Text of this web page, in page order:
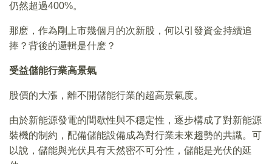
仍然超過400%。
那麽，作為剛上市幾個月的次新股，何以引發資金持續追
捧？背後的邏輯是什麽？
受益儲能行業高景氣
股價的大漲，離不開儲能行業的超高景氣度。
由於新能源發電的間歇性與不穩定性，逐步構成了對新能源
裝機的制約，配備儲能設備成為對行業未來趨勢的共識。可
以說，儲能與光伏具有天然密不可分性，儲能是光伏的延